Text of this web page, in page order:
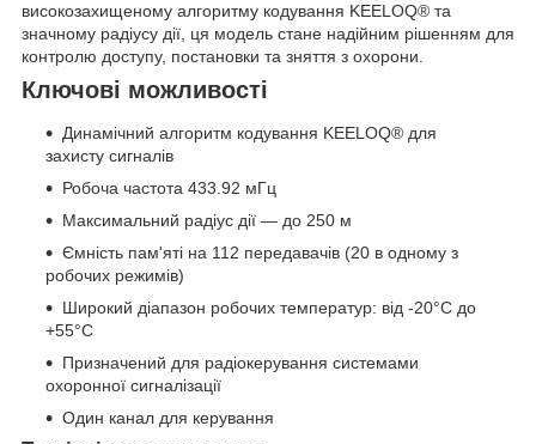
високозахищеному алгоритму кодування KEELOQ® та
значному радіусу дії, ця модель стане надійним рішенням для
контролю доступу, постановки та зняття з охорони.
Ключові можливості
Динамічний алгоритм кодування KEELOQ® для
захисту сигналів
Робоча частота 433.92 мГц
Максимальний радіус дії — до 250 м
Ємність пам'яті на 112 передавачів (20 в одному з
робочих режимів)
Широкий діапазон робочих температур: від -20°C до
+55°C
Призначений для радіокерування системами
охоронної сигналізації
Один канал для керування